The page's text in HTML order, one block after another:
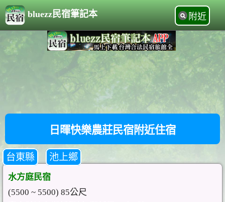
bluezz民宿筆記本 附近
日暉快樂農莊民宿附近住宿
台東縣 池上鄉
水方庭民宿
(5500 ~ 5500) 85公尺